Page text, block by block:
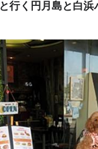
行く円月島と白